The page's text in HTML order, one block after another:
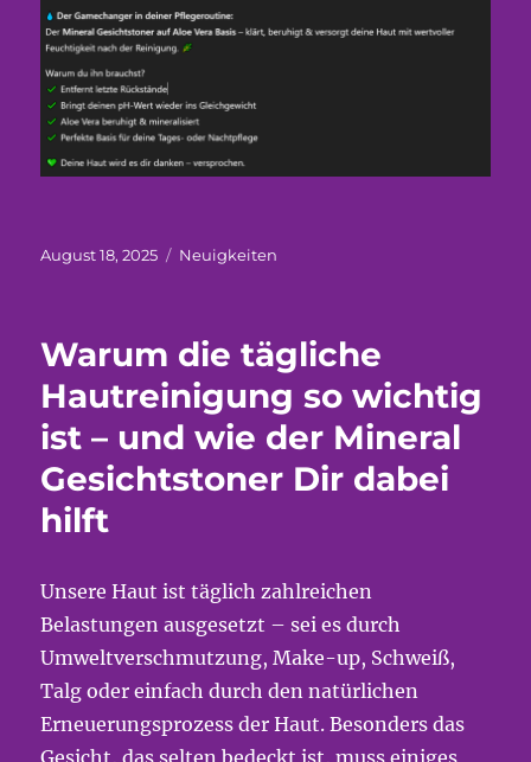
Veröffentlicht
August 18, 2025 Kategorien
Neuigkeiten
Warum die tägliche
Hautreinigung so wichtig
ist – und wie der Mineral
Gesichtstoner Dir dabei
hilft
Unsere Haut ist täglich zahlreichen
Belastungen ausgesetzt – sei es durch
Umweltverschmutzung, Make-up, Schweiß,
Talg oder einfach durch den natürlichen
Erneuerungsprozess der Haut. Besonders das
Gesicht, das selten bedeckt ist, muss einiges